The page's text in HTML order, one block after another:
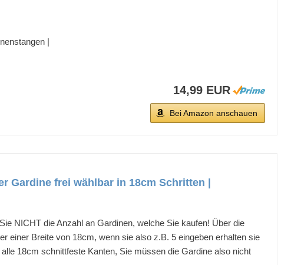
|
14,99 EUR
Bei Amazon anschauen
Gardine frei wählbar in 18cm Schritten |
NICHT die Anzahl an Gardinen, welche Sie kaufen! Über die
einer Breite von 18cm, wenn sie also z.B. 5 eingeben erhalten sie
18cm schnittfeste Kanten, Sie müssen die Gardine also nicht